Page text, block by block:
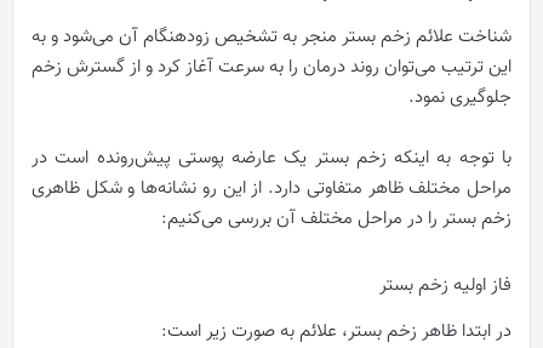
شناخت علائم زخم بستر منجر به تشخیص زودهنگام آن می‌شود و به
این ترتیب می‌توان روند درمان را به سرعت آغاز کرد و از گسترش زخم
جلوگیری نمود.
با توجه به اینکه زخم بستر یک عارضه پوستی پیش‌رونده است در
مراحل مختلف ظاهر متفاوتی دارد. از این رو نشانه‌ها و شکل ظاهری
زخم بستر را در مراحل مختلف آن بررسی می‌کنیم:
فاز اولیه زخم بستر
در ابتدا ظاهر زخم بستر، علائم به صورت زیر است: